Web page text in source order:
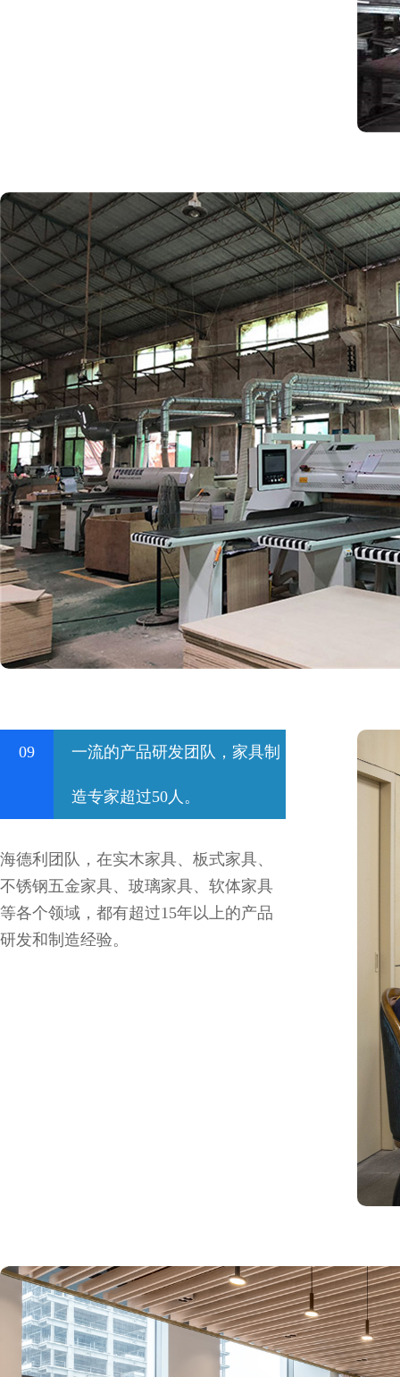
09 一流的产品研发团队，家具制
造专家超过50人。
海德利团队，在实木家具、板式家具、
不锈钢五金家具、玻璃家具、软体家具
等各个领域，都有超过15年以上的产品
研发和制造经验。